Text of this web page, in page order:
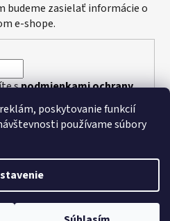
poskytovanie funkcií
používame súbory
budeme zasielať informácie o
e-shope.
spodmienkami ochrany
Shoptet